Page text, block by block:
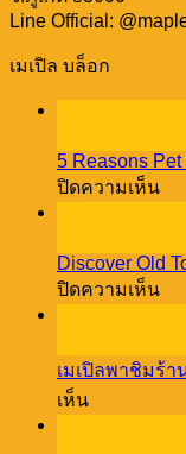
Line Official:
เมเปิล บล็อก
5 Reasons
ปิดความเห็นบน
Pet
at
Discover Old
ปิดความเห็นบน
เมเปิลพาชิมร้า
เห็นบน